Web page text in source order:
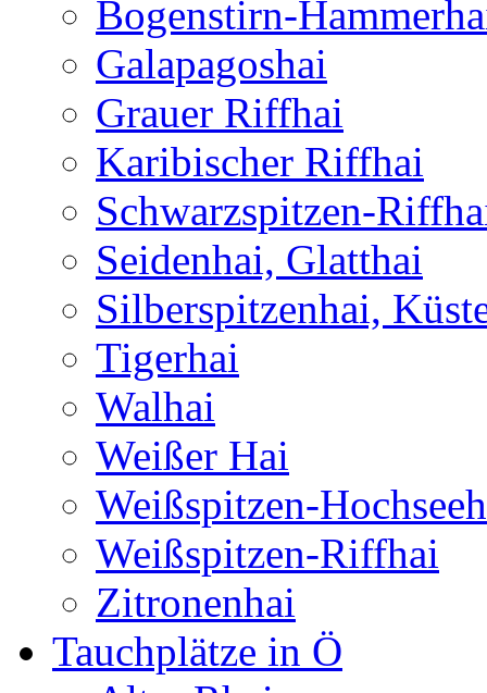
Bogenstirn-
Galapagoshai
Grauer Riffhai
Karibischer Riffhai
Schwarzspitzen-
Seidenhai, Glatthai
Silberspitzenhai,
Tigerhai
Walhai
Weißer Hai
Weißspitzen-
Weißspitzen-Riffhai
Zitronenhai
Tauchplätze in Ö